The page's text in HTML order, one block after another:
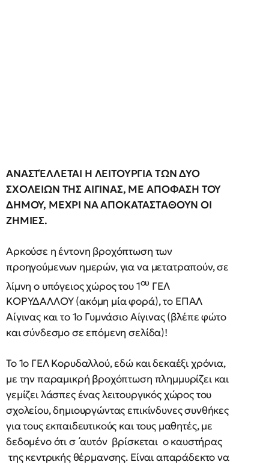
ΑΝΑΣΤΈΛΛΕΤΑΙ Η ΛΕΙΤΟΥΡΓΙΑ ΤΩΝ ΔΥΟ
ΣΧΟΛΕΙΩΝ ΤΗΣ ΑΙΓΙΝΑΣ, ΜΕ ΑΠΟΦΑΣΗ ΤΟΥ
ΔΗΜΟΥ, ΜΕΧΡΙ ΝΑ ΑΠΟΚΑΤΑΣΤΑΘΟΥΝ ΟΙ
ΖΗΜΙΕΣ.
Αρκούσε η έντονη βροχόπτωση των
προηγούμενων ημερών, για να μετατραπούν, σε
λίμνη ο υπόγειος χώρος του 1ου ΓΕΛ
ΚΟΡΥΔΑΛΛΟΥ (ακόμη μία φορά), το ΕΠΑΛ
Αίγινας και το 1ο Γυμνάσιο Αίγινας (βλέπε φώτο
και σύνδεσμο σε επόμενη σελίδα)!
Το 1ο ΓΕΛ Κορυδαλλού, εδώ και δεκαέξι χρόνια,
με την παραμικρή βροχόπτωση πλημμυρίζει και
γεμίζει λάσπες ένας λειτουργικός χώρος του
σχολείου, δημιουργώντας επικίνδυνες συνθήκες
για τους εκπαιδευτικούς και τους μαθητές, με
δεδομένο ότι σ ΄αυτόν βρίσκεται ο καυστήρας
της κεντρικής θέρμανσης. Είναι απαράδεκτο να